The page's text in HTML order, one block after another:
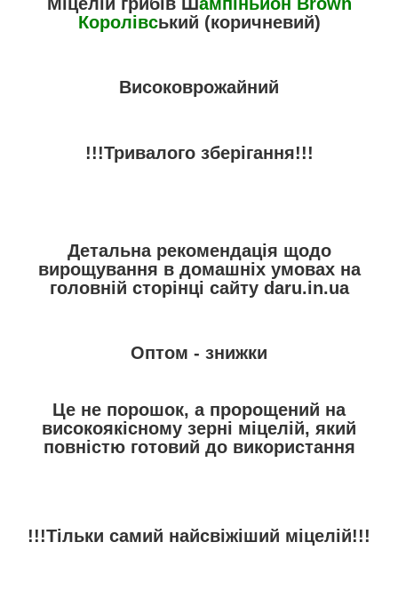
Королівський (коричневий)
Високоврожайний
!!!Тривалого зберігання!!!
Детальна рекомендація щодо
вирощування в домашніх умовах на
головній сторінці сайту daru.in.ua
Оптом - знижки
Це не порошок, а пророщений на
високоякісному зерні міцелій, який
повністю готовий до використання
!!!Тільки самий найсвіжіший міцелій!!!